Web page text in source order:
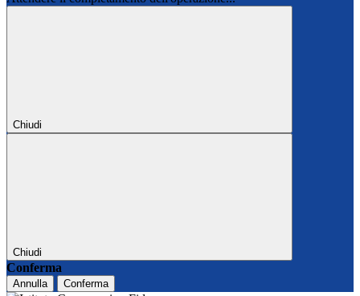
Chiudi
Chiudi
Conferma
Annulla Conferma